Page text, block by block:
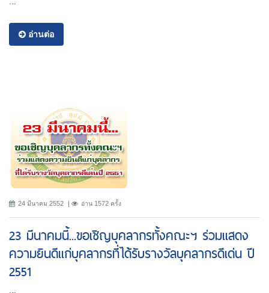
อ่านต่อ
24 มีนาคม 2552 อ่าน 1572 ครั้ง
23 มีนาคมนี้...ขอเชิญบุคลากรทั้งคณะฯ ร่วมแสดง
ความยินดีแก่บุคลากรที่ได้รับรางวัลบุคลากรดีเด่น ปี
2551